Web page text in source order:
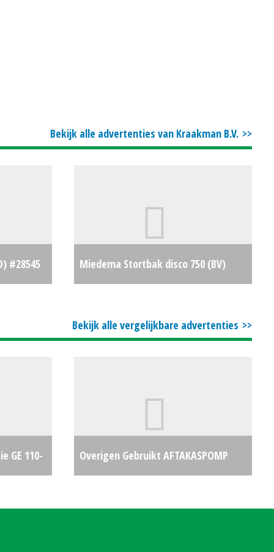
Bekijk alle advertenties van Kraakman B.V.
#28545
Miedema Stortbak disco 750 (BV)
Bekijk alle vergelijkbare advertenties
GE 110-
Overigen Gebruikt AFTAKASPOMP